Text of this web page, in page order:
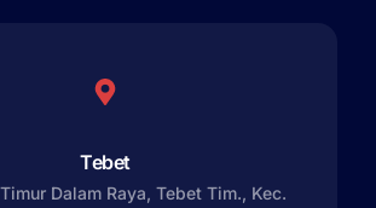
Tebet
Dalam Raya, Tebet Tim., Kec.